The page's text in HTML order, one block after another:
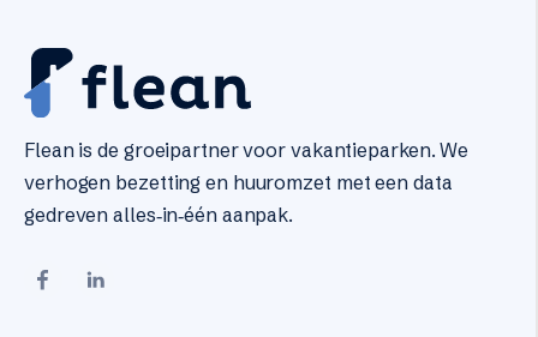
Flean is de groeipartner voor vakantieparken. We
verhogen bezetting en huuromzet met een data
gedreven alles‑in‑één aanpak.